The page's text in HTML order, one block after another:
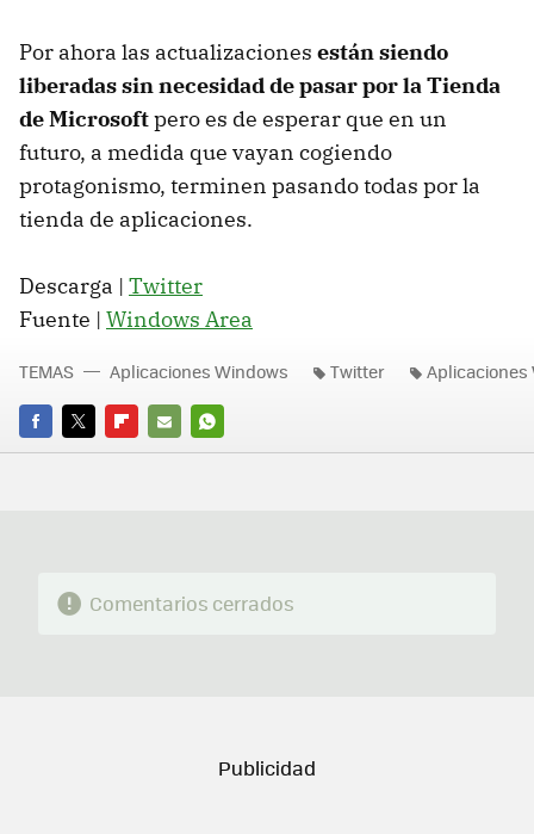
Por ahora las actualizaciones están siendo
liberadas sin necesidad de pasar por la Tienda
de Microsoftpero es de esperar que en un
futuro, a medida que vayan cogiendo
protagonismo, terminen pasando todas por la
tienda de aplicaciones.
Descarga | Twitter
Fuente | Windows Area
FACEBOOK
TWITTERFLIPBOARD
E-
WHATSAPP
TEMAS Aplicaciones Windows Twitter Aplicaciones
Comentarios cerrados